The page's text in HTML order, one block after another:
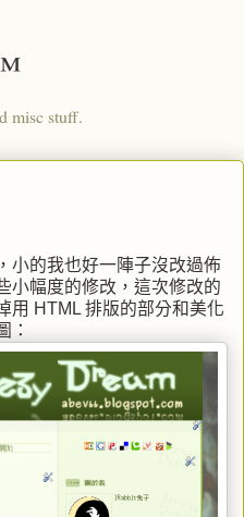
misc stuff.
的我也好一陣子沒改過佈
小幅度的修改，這次修改的
用 HTML 排版的部分和美化
：